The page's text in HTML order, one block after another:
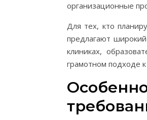
организационные
Для тех, кто
предлагают
клиниках,
грамотном подходе